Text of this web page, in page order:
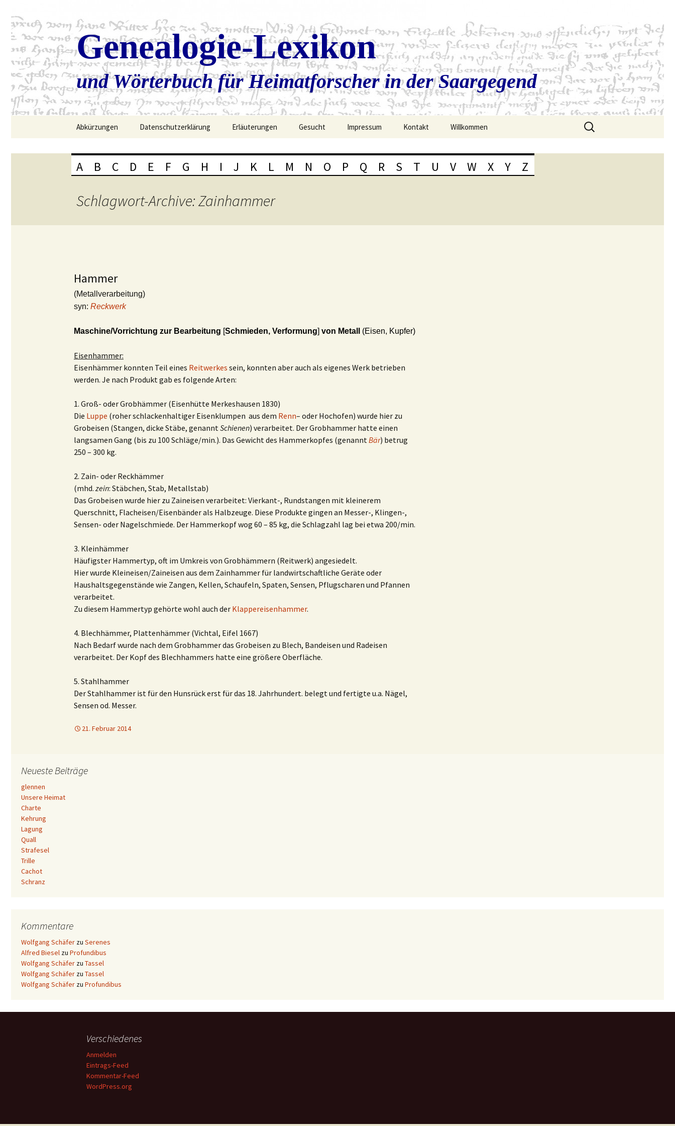
Genealogie-Lexikon
und Wörterbuch für Heimatforscher in der Saargegend
Abkürzungen Datenschutzerklärung Erläuterungen Gesucht Impressum Kontakt Willkommen
Suchen
nach:
A B C D E F G H I J K L M N O P Q R S T U V W X Y Z
Schlagwort-Archive: Zainhammer
Hammer
(Metallverarbeitung)
syn: Reckwerk
Maschine/Vorrichtung zur Bearbeitung [Schmieden, Verformung] von Metall (Eisen, Kupfer)
Eisenhammer:
Eisenhämmer konnten Teil eines Reitwerkes sein, konnten aber auch als eigenes Werk betrieben
werden. Je nach Produkt gab es folgende Arten:
1. Groß- oder Grobhämmer (Eisenhütte Merkeshausen 1830)
Die Luppe (roher schlackenhaltiger Eisenklumpen aus dem Renn– oder Hochofen) wurde hier zu
Grobeisen (Stangen, dicke Stäbe, genanntSchienen) verarbeitet. Der Grobhammer hatte einen
langsamen Gang (bis zu 100 Schläge/min.). Das Gewicht des Hammerkopfes (genanntBär) betrug
250 – 300 kg.
2. Zain- oder Reckhämmer
(mhd. zein: Stäbchen, Stab, Metallstab)
Das Grobeisen wurde hier zu Zaineisen verarbeitet: Vierkant-, Rundstangen mit kleinerem
Querschnitt, Flacheisen/Eisenbänder als Halbzeuge. Diese Produkte gingen an Messer-, Klingen-,
Sensen- oder Nagelschmiede. Der Hammerkopf wog 60 – 85 kg, die Schlagzahl lag bei etwa 200/min.
3. Kleinhämmer
Häufigster Hammertyp, oft im Umkreis von Grobhämmern (Reitwerk) angesiedelt.
Hier wurde Kleineisen/Zaineisen aus dem Zainhammer für landwirtschaftliche Geräte oder
Haushaltsgegenstände wie Zangen, Kellen, Schaufeln, Spaten, Sensen, Pflugscharen und Pfannen
verarbeitet.
Zu diesem Hammertyp gehörte wohl auch der Klappereisenhammer.
4. Blechhämmer, Plattenhämmer (Vichtal, Eifel 1667)
Nach Bedarf wurde nach dem Grobhammer das Grobeisen zu Blech, Bandeisen und Radeisen
verarbeitet. Der Kopf des Blechhammers hatte eine größere Oberfläche.
5. Stahlhammer
Der Stahlhammer ist für den Hunsrück erst für das 18. Jahrhundert. belegt und fertigte u.a. Nägel,
Sensen od. Messer.
21. Februar 2014
Neueste Beiträge
glennen
Unsere Heimat
Charte
Kehrung
Lagung
Quall
Strafesel
Trille
Cachot
Schranz
Kommentare
Wolfgang Schäfer zu Serenes
Alfred Biesel zu Profundibus
Wolfgang Schäfer zu Tassel
Wolfgang Schäfer zu Tassel
Wolfgang Schäfer zu Profundibus
Verschiedenes
Anmelden
Eintrags-Feed
Kommentar-Feed
WordPress.org